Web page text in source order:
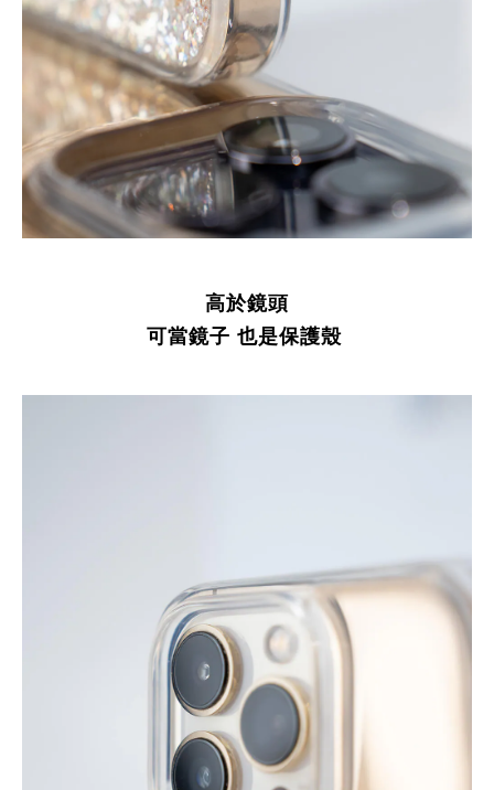
高於鏡頭
可當鏡子 也是保護殼